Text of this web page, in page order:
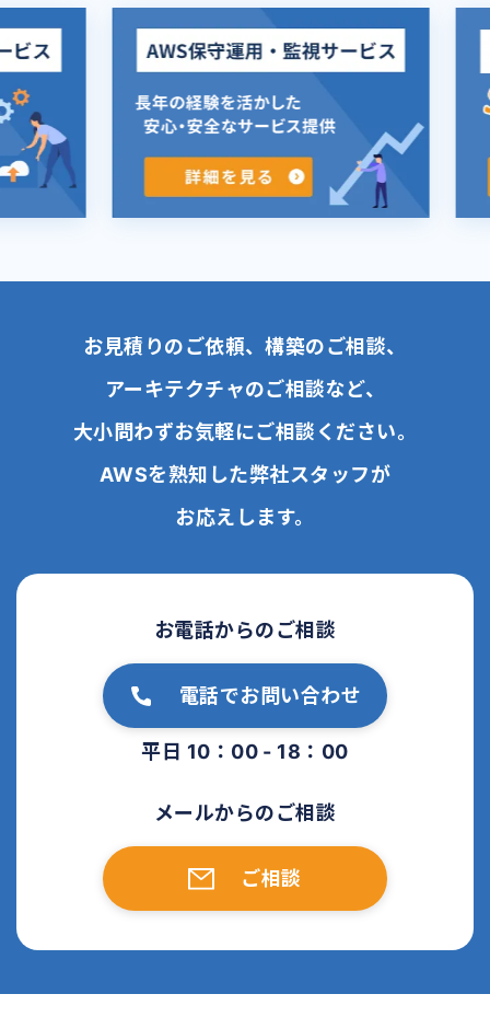
お見積りのご依頼、構築のご相談、
アーキテクチャのご相談など、
大小問わずお気軽にご相談ください。
AWSを熟知した弊社スタッフが
お応えします。
お電話からのご相談
電話でお問い合わせ
平日 10：00 - 18：00
メールからのご相談
ご相談